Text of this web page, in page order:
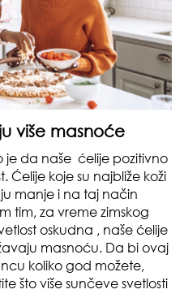
više masnoće
je da naše ćelije pozitivno
Ćelije koje su najbliže koži
manje i na taj način
tim, za vreme zimskog
oskudna , naše ćelije
masnoću. Da bi ovaj
koliko god možete,
što više sunčeve svetlosti